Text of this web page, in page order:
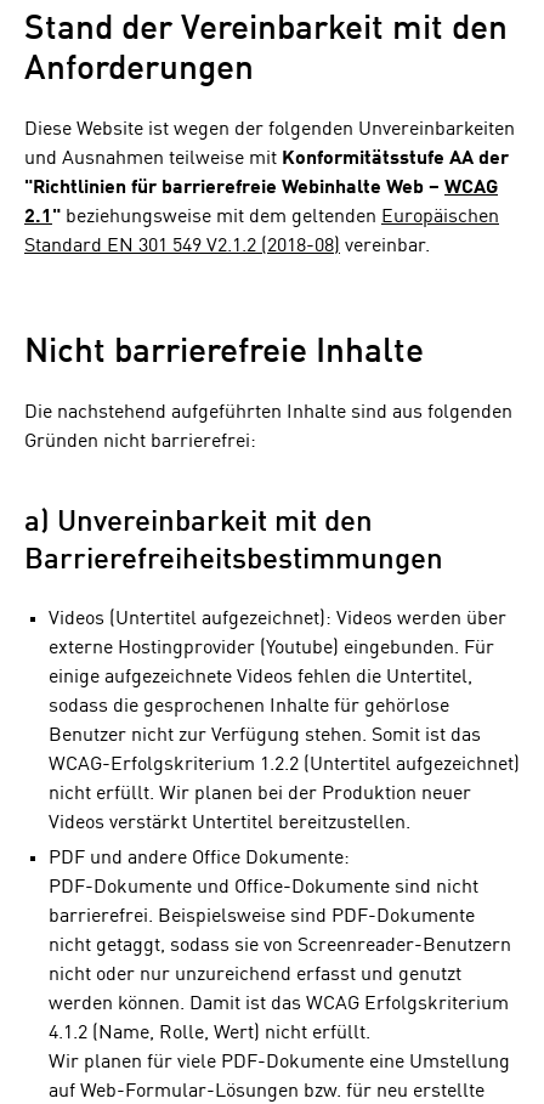
Stand der Vereinbarkeit mit den
Anforderungen
Diese Website ist wegen der folgenden Unvereinbarkeiten
und Ausnahmen teilweise mit Konformitätsstufe AA der
"Richtlinien für barrierefreie Webinhalte Web – WCAG
2.1 " beziehungsweise mit dem geltenden Europäischen
Standard EN 301 549 V2.1.2 (2018-08) vereinbar.
Nicht barrierefreie Inhalte
Die nachstehend aufgeführten Inhalte sind aus folgenden
Gründen nicht barrierefrei:
a) Unvereinbarkeit mit den
Barrierefreiheitsbestimmungen
Videos (Untertitel aufgezeichnet): Videos werden über
externe Hostingprovider (Youtube) eingebunden. Für
einige aufgezeichnete Videos fehlen die Untertitel,
sodass die gesprochenen Inhalte für gehörlose
Benutzer nicht zur Verfügung stehen. Somit ist das
WCAG-Erfolgskriterium 1.2.2 (Untertitel aufgezeichnet)
nicht erfüllt. Wir planen bei der Produktion neuer
Videos verstärkt Untertitel bereitzustellen.
PDF und andere Office Dokumente:
PDF-Dokumente und Office-Dokumente sind nicht
barrierefrei. Beispielsweise sind PDF-Dokumente
nicht getaggt, sodass sie von Screenreader-Benutzern
nicht oder nur unzureichend erfasst und genutzt
werden können. Damit ist das WCAG Erfolgskriterium
4.1.2 (Name, Rolle, Wert) nicht erfüllt.
Wir planen für viele PDF-Dokumente eine Umstellung
auf Web-Formular-Lösungen bzw. für neu erstellte